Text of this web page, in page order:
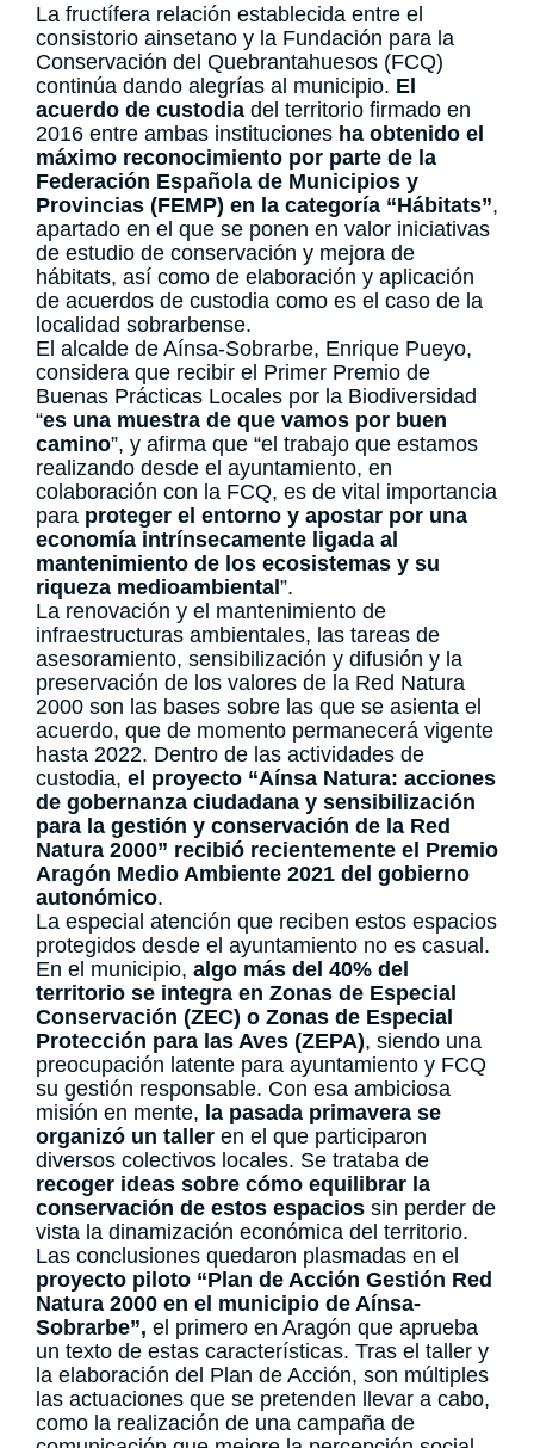
La fructífera relación establecida entre el
consistorio ainsetano y la Fundación para la
Conservación del Quebrantahuesos (FCQ)
continúa dando alegrías al municipio. El
acuerdo de custodiadel territorio firmado en
2016 entre ambas instituciones ha obtenido el
máximo reconocimiento por parte de la
Federación Española de Municipios y
Provincias (FEMP) en la categoría “Hábitats”,
apartado en el que se ponen en valor iniciativas
de estudio de conservación y mejora de
hábitats, así como de elaboración y aplicación
de acuerdos de custodia como es el caso de la
localidad sobrarbense.
El alcalde de Aínsa-Sobrarbe, Enrique Pueyo,
considera que recibir el Primer Premio de
Buenas Prácticas Locales por la Biodiversidad
“es una muestra de que vamos por buen
camino”, y afirma que “el trabajo que estamos
realizando desde el ayuntamiento, en
colaboración con la FCQ, es de vital importancia
para proteger el entorno y apostar por una
economía intrínsecamente ligada al
mantenimiento de los ecosistemas y su
riqueza medioambiental”.
La renovación y el mantenimiento de
infraestructuras ambientales, las tareas de
asesoramiento, sensibilización y difusión y la
preservación de los valores de la Red Natura
2000 son las bases sobre las que se asienta el
acuerdo, que de momento permanecerá vigente
hasta 2022. Dentro de las actividades de
custodia, el proyecto “Aínsa Natura: acciones
de gobernanza ciudadana y sensibilización
para la gestión y conservación de la Red
Natura 2000” recibió recientemente el Premio
Aragón Medio Ambiente 2021 del gobierno
autonómico.
La especial atención que reciben estos espacios
protegidos desde el ayuntamiento no es casual.
En el municipio, algo más del 40% del
territorio se integra en Zonas de Especial
Conservación (ZEC) o Zonas de Especial
Protección para las Aves (ZEPA), siendo una
preocupación latente para ayuntamiento y FCQ
su gestión responsable. Con esa ambiciosa
misión en mente, la pasada primavera se
organizó un talleren el que participaron
diversos colectivos locales. Se trataba de
recoger ideas sobre cómo equilibrar la
conservación de estos espaciossin perder de
vista la dinamización económica del territorio.
Las conclusiones quedaron plasmadas en el
proyecto piloto “Plan de Acción Gestión Red
Natura 2000 en el municipio de Aínsa-
Sobrarbe”, el primero en Aragón que aprueba
un texto de estas características. Tras el taller y
la elaboración del Plan de Acción, son múltiples
las actuaciones que se pretenden llevar a cabo,
como la realización de una campaña de